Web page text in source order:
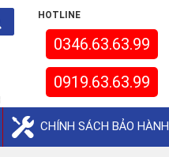
HOTLINE
0346.63.63.99
0919.63.63.99
CHÍNH SÁCH BẢO HÀNH